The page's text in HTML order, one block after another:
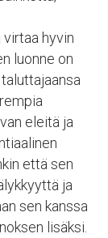
virtaa hyvin
luonne on
eleitä ja
että sen
ja
sen kanssa
lisäksi.